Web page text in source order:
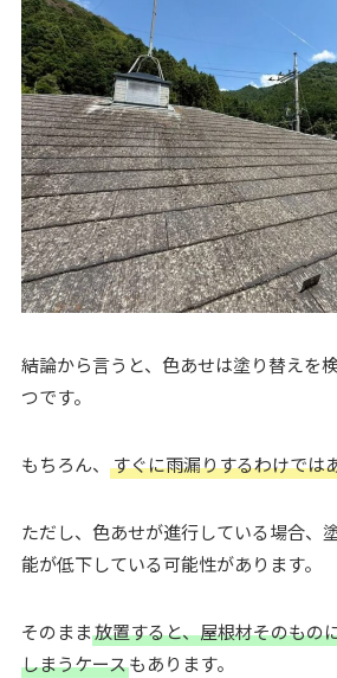
結論から言うと、色あせは塗り替えを
つです。
もちろん、 すぐに雨漏りするわけでは
ただし、色あせが進行している場合、
能が低下している可能性があります。
そのまま放置すると、屋根材そのもの
しまうケースもあります。